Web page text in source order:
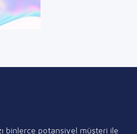
binlerce potansiyel müşteri ile